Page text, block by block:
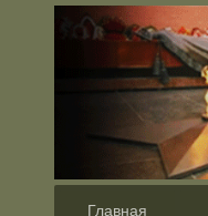
Главная